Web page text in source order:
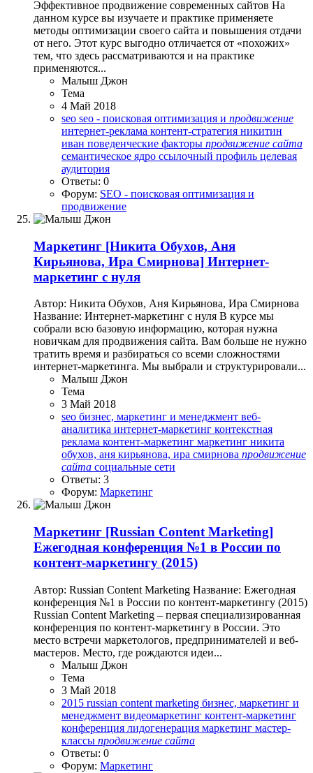
Эффективное продвижение современных сайтов На
данном курсе вы изучаете и практике применяете
методы оптимизации своего сайта и повышения отдачи
от него. Этот курс выгодно отличается от «похожих»
тем, что здесь рассматриваются и на практике
применяются...
Малыш Джон
Тема
4 Май 2018
seo seo - поисковая оптимизация и продвижение
интернет-реклама контент-стратегия никитин
иван поведенческие факторы продвижение сайта
семантическое ядро ссылочный профиль целевая
аудитория
Ответы: 0
Форум: SEO - поисковая оптимизация и
продвижение
Маркетинг [Никита Обухов, Аня
Кирьянова, Ира Смирнова] Интернет-
маркетинг с нуля
Автор: Никита Обухов, Аня Кирьянова, Ира Смирнова
Название: Интернет-маркетинг с нуля В курсе мы
собрали всю базовую информацию, которая нужна
новичкам для продвижения сайта. Вам больше не нужно
тратить время и разбираться со всеми сложностями
интернет-маркетинга. Мы выбрали и структурировали...
Малыш Джон
Тема
3 Май 2018
seo бизнес, маркетинг и менеджмент веб-
аналитика интернет-маркетинг контекстная
реклама контент-маркетинг маркетинг никита
обухов, аня кирьянова, ира смирнова продвижение
сайта социальные сети
Ответы: 3
Форум: Маркетинг
Маркетинг [Russian Content Marketing]
Ежегодная конференция №1 в России по
контент-маркетингу (2015)
Автор: Russian Content Marketing Название: Ежегодная
конференция №1 в России по контент-маркетингу (2015)
Russian Content Marketing – первая специализированная
конференция по контент-маркетингу в России. Это
место встречи маркетологов, предпринимателей и веб-
мастеров. Место, где рождаются идеи...
Малыш Джон
Тема
3 Май 2018
2015 russian content marketing бизнес, маркетинг и
менеджмент видеомаркетинг контент-маркетинг
конференция лидогенерация маркетинг мастер-
классы продвижение сайта
Ответы: 0
Форум: Маркетинг